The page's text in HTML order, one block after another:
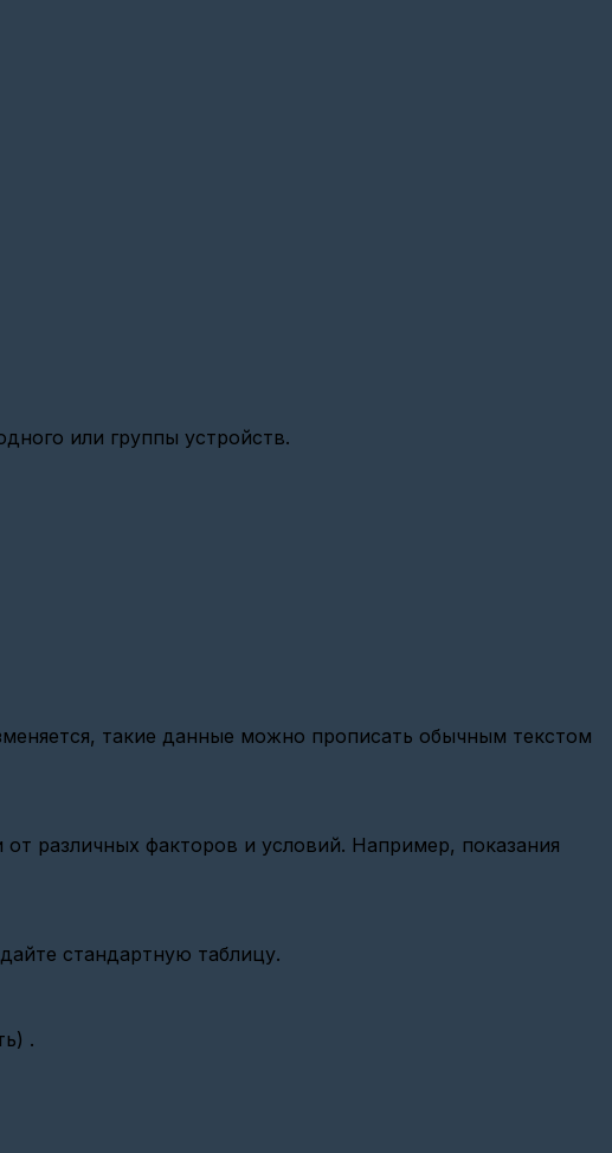
или группы устройств.
такие данные можно прописать обычным текстом
различных факторов и условий. Например, показания
стандартную таблицу.
.